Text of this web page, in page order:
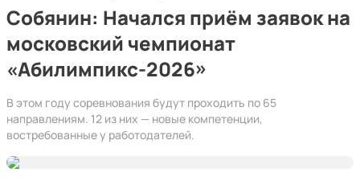
Собянин: Начался приём заявок на
московский чемпионат
«Абилимпикс-2026»
В этом году соревнования будут проходить по 65
направлениям. 12 из них — новые компетенции,
востребованные у работодателей.